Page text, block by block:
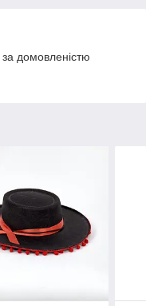
домовленістю